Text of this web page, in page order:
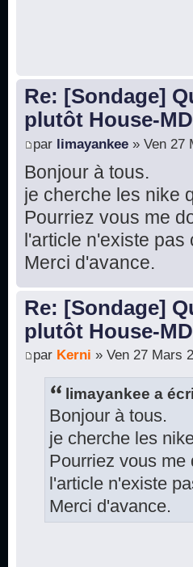
Re: [Sondage]
plutôt House-
par limayankee » Ven 27
Bonjour à tous.
je cherche les nike
Pourriez vous me
l'article n'existe pas
Merci d'avance.
Re: [Sondage]
plutôt House-
par Kerni » Ven 27 Mars
limayankee a
Bonjour à tous.
je cherche les
Pourriez vous me
l'article n'existe
Merci d'avance.